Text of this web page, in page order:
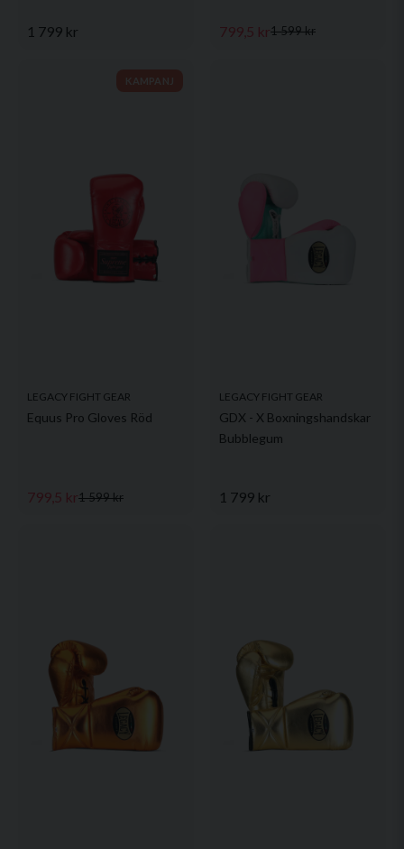
1 799 kr 1 599 kr
799,5 kr
LEGACY FIGHT GEAR
Equus Pro Gloves Röd
1 599 kr
799,5 kr
KAMPANJ
LEGACY FIGHT GEAR
GDX - X Boxningshandskar
Bubblegum
1 799 kr